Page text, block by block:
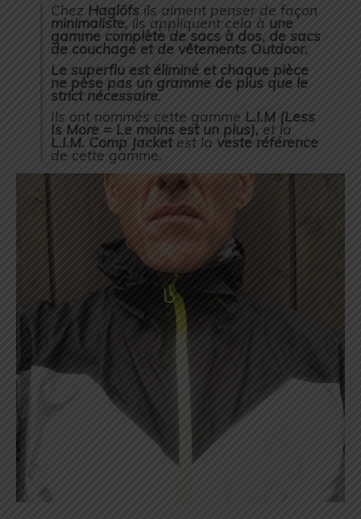
Chez Haglöfs ils aiment penser de façon
minimaliste, ils appliquent cela à une
gamme complète de sacs à dos, de sacs
de couchage et de vêtements Outdoor.
Le superflu est éliminé et chaque pièce
ne pèse pas un gramme de plus que le
strict nécessaire.
Ils ont nommés cette gamme L.I.M (Less
Is More = Le moins est un plus), et la
L.I.M. Comp Jacketest la veste référence
de cette gamme.